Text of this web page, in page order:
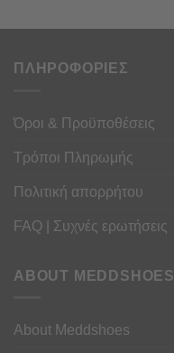
ΠΛΗΡΟΦΟΡΙΕΣ
Όροι & Προϋποθέσεις
Τρόποι Πληρωμής
Πολιτική απορρήτου
FAQ | Συχνές ερωτήσεις
ABOUT MEDDSHOES
About Meddshoes